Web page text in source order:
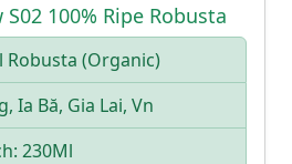
100% Ripe Robusta
Robusta (Organic)
Ia Bă, Gia Lai, Vn
230Ml